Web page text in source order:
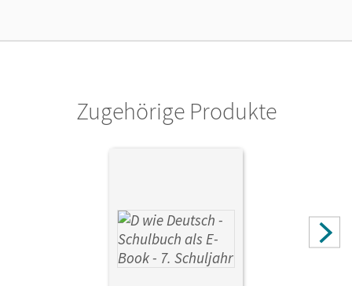
Zugehörige Produkte